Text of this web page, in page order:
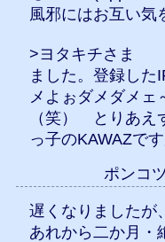
風邪にはお互い気
>ヨタキチさま
ました。登録した
メよぉダメダメェ
（笑） とりあえ
っ子のKAWAZです
ポンコ
遅くなりましたが
あれから二か月・